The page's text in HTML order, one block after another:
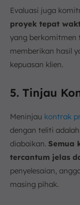
Evaluasi juga
proyek tepat
yang berkomitmen
memberikan hasil
kepuasan klien.
5. Tinjau
Meninjau kontrak
dengan teliti
diabaikan. Semua
tercantum jelas
penyelesaian,
masing pihak.